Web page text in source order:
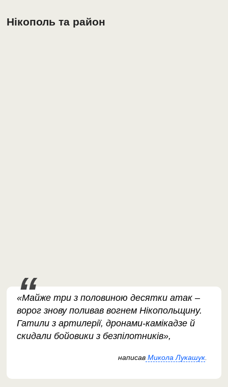
Нікополь та район
«Майже три з половиною десятки атак –
ворог знову поливав вогнем Нікопольщину.
Гатили з артилерії, дронами-камікадзе й
скидали бойовики з безпілотників»,
написавМикола Лукашук.